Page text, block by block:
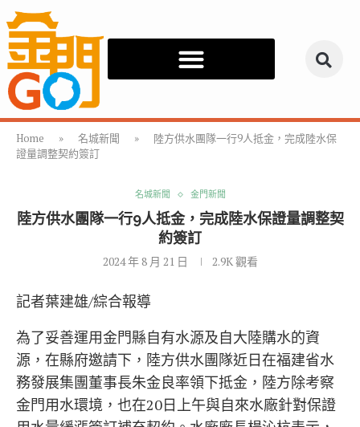
Home » 名城新聞 »
陸方供水團隊一行9人抵金，完成陸水保
證量調整契約簽訂
名城新聞 金門新聞
陸方供水團隊一行9人抵金，完成陸水保證量調整契
約簽訂
2024 年 8 月 21 日 2.9K觀看
記者葉建雄/綜合報導
為了妥善運用金門縣自有水源及自大陸購水的資
源，在縣府邀請下，陸方供水團隊近日在福建省水
務發展集團董事長朱金良率領下抵金，陸方除考察
金門用水環境，也在20日上午與自來水廠針對保證